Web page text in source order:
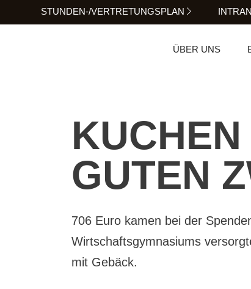
STUNDEN-/VERTRETUNGSPLAN
ÜBER UNS
GUTEN
706 Euro kamen bei der
Wirtschaftsgymnasiums
mit Gebäck.